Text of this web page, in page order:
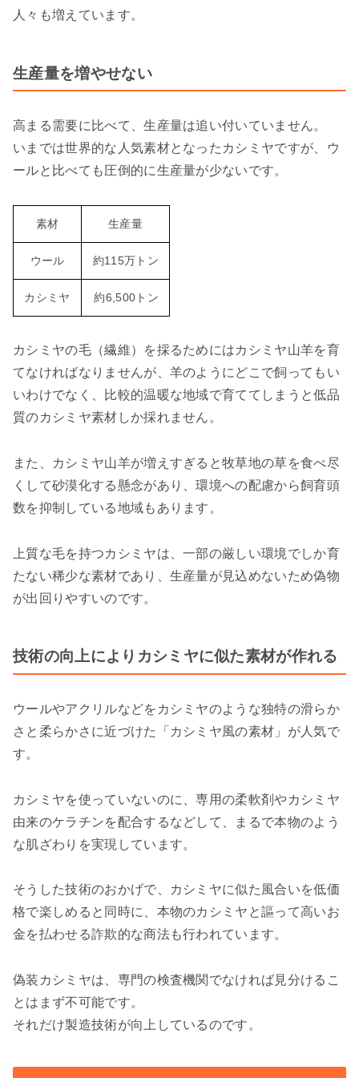
人々も増えています。
生産量を増やせない
高まる需要に比べて、生産量は追い付いていません。
いまでは世界的な人気素材となったカシミヤですが、ウ
ールと比べても圧倒的に生産量が少ないです。
素材 生産量
ウール 約115万トン
カシミヤ 約6,500トン
カシミヤの毛（繊維）を採るためにはカシミヤ山羊を育
てなければなりませんが、羊のようにどこで飼ってもい
いわけでなく、比較的温暖な地域で育ててしまうと低品
質のカシミヤ素材しか採れません。
また、カシミヤ山羊が増えすぎると牧草地の草を食べ尽
くして砂漠化する懸念があり、環境への配慮から飼育頭
数を抑制している地域もあります。
上質な毛を持つカシミヤは、一部の厳しい環境でしか育
たない稀少な素材であり、生産量が見込めないため偽物
が出回りやすいのです。
技術の向上によりカシミヤに似た素材が作れる
ウールやアクリルなどをカシミヤのような独特の滑らか
さと柔らかさに近づけた「カシミヤ風の素材」が人気で
す。
カシミヤを使っていないのに、専用の柔軟剤やカシミヤ
由来のケラチンを配合するなどして、まるで本物のよう
な肌ざわりを実現しています。
そうした技術のおかげで、カシミヤに似た風合いを低価
格で楽しめると同時に、本物のカシミヤと謳って高いお
金を払わせる詐欺的な商法も行われています。
偽装カシミヤは、専門の検査機関でなければ見分けるこ
とはまず不可能です。
それだけ製造技術が向上しているのです。